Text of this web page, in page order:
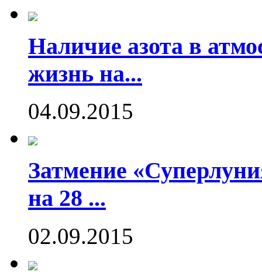
Наличие азота в
жизнь на...
04.09.2015
Затмение
на 28 ...
02.09.2015